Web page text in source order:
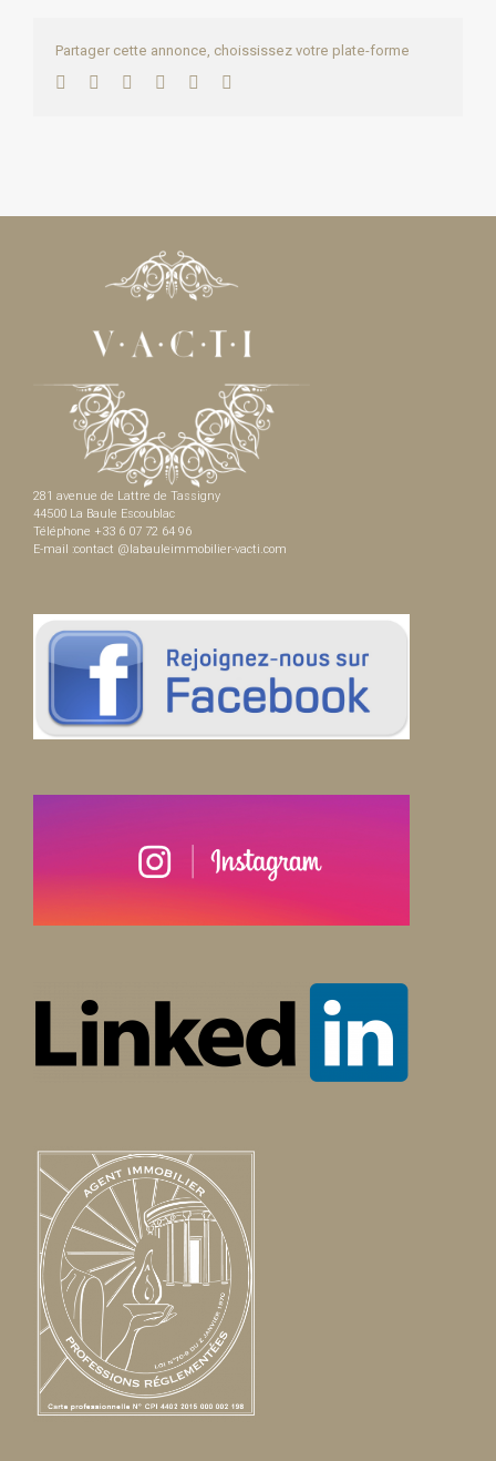
Partager cette annonce, choississez votre plate-forme
Facebook
TwitterLinkedInWhatsApp
Pinterest
281 avenue de Lattre de Tassigny
44500 La Baule Escoublac
Téléphone +33 6 07 72 64 96
E-mail :contact @labauleimmobilier-vacti.com